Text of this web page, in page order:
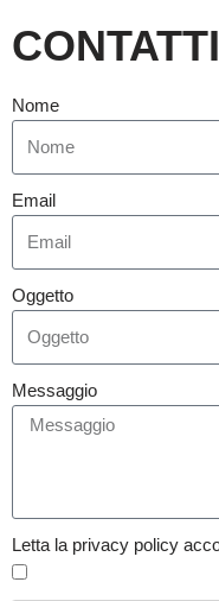
CONTATTI
Nome
Email
Oggetto
Messaggio
Letta la privacy policy